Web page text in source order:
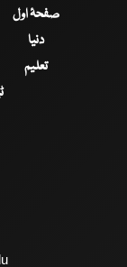
صفحۂ اول
دنیا
تعلیم